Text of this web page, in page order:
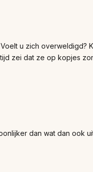
u zich overweldigd?
zei dat ze op kopjes
dan wat dan ook